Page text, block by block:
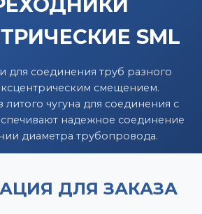
Каталоги
Контакты
SML
для соединения труб разного
смещением.
чугуна для соединения с
надежное соединение
диаметра трубопровода.
ДЛЯ ЗАКАЗА